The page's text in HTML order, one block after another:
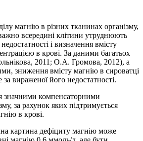
магнію в різних тканинах організму,
всередині клітини утруднюють
і визначення вмісту
в крові. За даними багатьох
2011; O.A. Громова, 2012), а
зниження вмісту магнію в сироватці
за вираженої його недостатності.
значними компенсаторними
за рахунок яких підтримується
в крові.
картина дефіциту магнію може